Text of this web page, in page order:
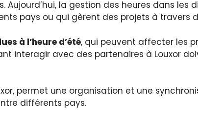
la gestion des heures dans
pays ou qui gèrent des projets à travers
à l’heure d’été, qui peuvent affecter les
interagir avec des partenaires à Louxor
permet une organisation et une
différents pays.